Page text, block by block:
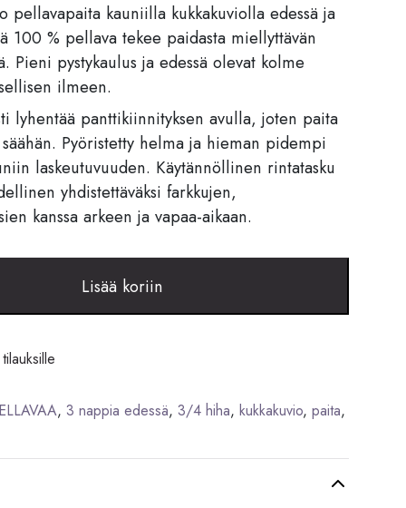
pellavapaita kauniilla kukkakuviolla edessä ja
100 % pellava tekee paidasta miellyttävän
Pieni pystykaulus ja edessä olevat kolme
ilmeen.
lyhentää panttikiinnityksen avulla, joten paita
Pyöristetty helma ja hieman pidempi
laskeutuvuuden. Käytännöllinen rintatasku
yhdistettäväksi farkkujen,
kanssa arkeen ja vapaa-aikaan.
Lisää koriin
,3 nappia edessä,3/4 hiha,kukkakuvio,paita,